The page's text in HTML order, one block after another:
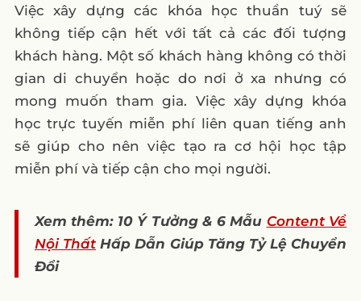
Việc xây dựng các khóa học thuần tuý sẽ
không tiếp cận hết với tất cả các đối tượng
khách hàng. Một số khách hàng không có thời
gian di chuyển hoặc do nơi ở xa nhưng có
mong muốn tham gia. Việc xây dựng khóa
học trực tuyến miễn phí liên quan tiếng anh
sẽ giúp cho nên việc tạo ra cơ hội học tập
miễn phí và tiếp cận cho mọi người.
Xem thêm: 10 Ý Tưởng & 6 Mẫu Content Về
Nội Thất Hấp Dẫn Giúp Tăng Tỷ Lệ Chuyển
Đổi